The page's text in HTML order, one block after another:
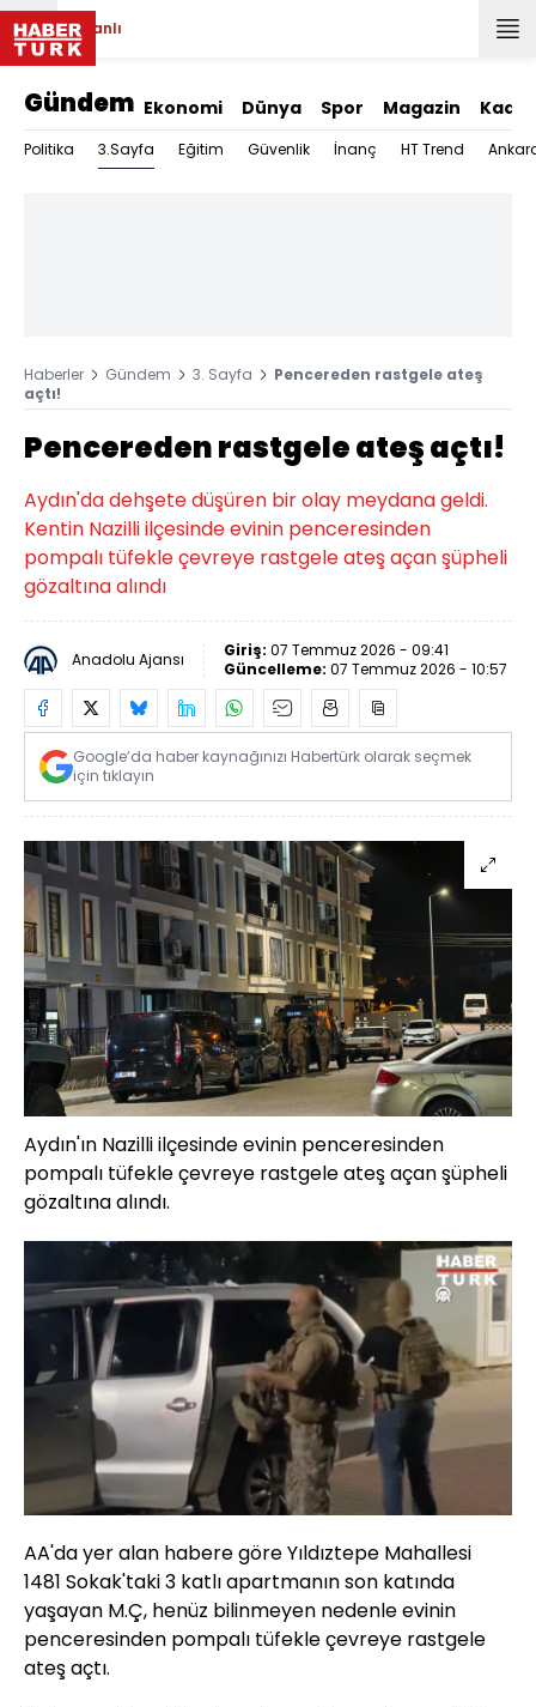
Canlı
Gündem Ekonomi Dünya Spor Magazin Kadın
Politika 3.Sayfa Eğitim Güvenlik İnanç HT Trend
Haberler Gündem 3. Sayfa
Pencereden rastgele ateş
açtı!
Pencereden rastgele ateş açtı!
Aydın'da dehşete düşüren bir olay meydana geldi.
Kentin Nazilli ilçesinde evinin penceresinden
pompalı tüfekle çevreye rastgele ateş açan şüpheli
gözaltına alındı
Anadolu Ajansı Giriş: 07 Temmuz 2026 - 09:41
Güncelleme: 07 Temmuz 2026 - 10:57
Google’da haber kaynağınızı Habertürk olarak seçmek
için tıklayın
Aydın'ın Nazilli ilçesinde evinin penceresinden
pompalı tüfekle çevreye rastgele ateş açan şüpheli
gözaltına alındı.
Sesi
Aç
Yüklendi
63.44%
Oynatma
Hızı
AA'da yer alan habere göre Yıldıztepe Mahallesi
1481 Sokak'taki 3 katlı apartmanın son katında
yaşayan M.Ç, henüz bilinmeyen nedenle evinin
penceresinden pompalı tüfekle çevreye rastgele
ateş açtı.